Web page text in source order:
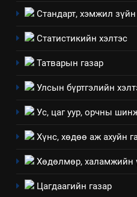
Стандарт, хэмжил зүйн
Статистикийн хэлтэс
Татварын газар
Улсын бүртгэлийн
Ус, цаг уур, орчны
Хүнс, хөдөө аж ахуйн
Хөдөлмөр, халамжийн
Цагдаагийн газар
эрүүл
1
долоо
2
ЗАР
3